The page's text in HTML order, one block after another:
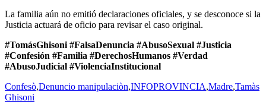
La familia aún no emitió declaraciones oficiales, y se desconoce si la
Justicia actuará de oficio para revisar el caso original.
#TomásGhisoni #FalsaDenuncia #AbusoSexual #Justicia
#Confesión #Familia #DerechosHumanos #Verdad
#AbusoJudicial #ViolenciaInstitucional
Confesò,Denuncio manipulaciòn,INFOPROVINCIA,Madre,Tamàs
Ghisoni